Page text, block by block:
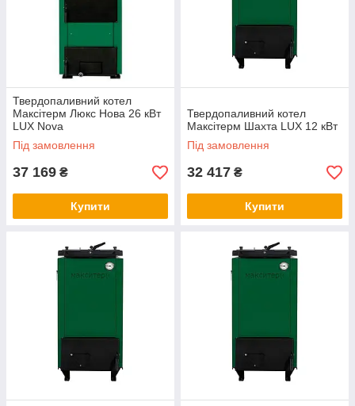
Твердопаливний котел
Максітерм Люкс Нова 26 кВт
LUX Nova
Під замовлення
37 169 ₴
Купити
Твердопаливний котел
Максітерм Шахта LUX 12 кВт
Під замовлення
32 417 ₴
Купити